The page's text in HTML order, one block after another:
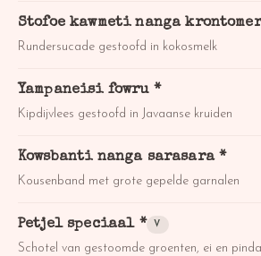
Stofoe kawmeti nanga
Rundersucade gestoofd in kokosmelk
Yampaneisi fowru *
Kipdijvlees gestoofd in Javaanse kruiden
Kowsbanti nanga sarasara *
Kousenband met grote gepelde garnalen
Petjel speciaal * V
Schotel van gestoomde groenten, ei en